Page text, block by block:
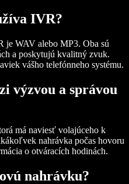
IVR?
je WAV alebo MP3. Oba sú
a poskytujú kvalitný zvuk.
vášho telefónneho systému.
výzvou a správou
má naviesť volajúceho k
nahrávka počas hovoru
o otváracích hodinách.
nahrávku?